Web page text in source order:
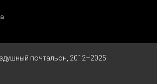
почтальон, 2012–2025